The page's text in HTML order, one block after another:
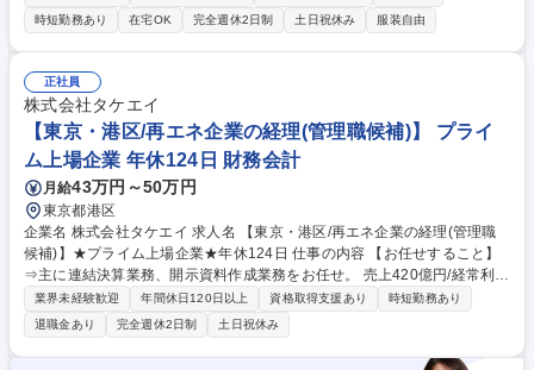
ぶ意欲のある方であれば応募可能です！ 【魅力】 ■業務理解と技術理解の
両方を深めながら、AI時代における次世代型コーポレート人材として成長
できるポジションです。 ■10時始業、リモート併用可、フルフレックスと
柔軟な働き方が可能です。 募集職種 【経理/未経験可】リモート/フルフレ
ックス/自動化・業務効率化を推進できる方
時短勤務あり
在宅OK 完全週休2日制 土日祝休み 服装自由
正社員
株式会社タケエイ
【東京・港区/再エネ企業の経理(管理職候補)】 プライ
ム上場企業 年休124日 財務会計
月給43万円～50万円
東京都港区
企業名 株式会社タケエイ 求人名 【東京・港区/再エネ企業の経理(管理職
候補)】★プライム上場企業★年休124日 仕事の内容 【お任せすること】
⇒主に連結決算業務、開示資料作成業務をお任せ。 売上420億円/経常利益
38億円(※連結)の企業で"経理部管理職候補"としてプレイングマネージャ
ーとして活躍いただくことをご期待しております。 【具体的には】■月次
決算・四半期決算・決算書類作成 ■監査対応 ■開示業務(有価証券報告書・
決算短信など) ■子会社教育・指導 ■メンバーマネジメント※銀行とのやり
業界未経験歓迎 年間休日120日以上 資格取得支援あり
時短勤務あり
退職金あり
完全週休2日制 土日祝休み